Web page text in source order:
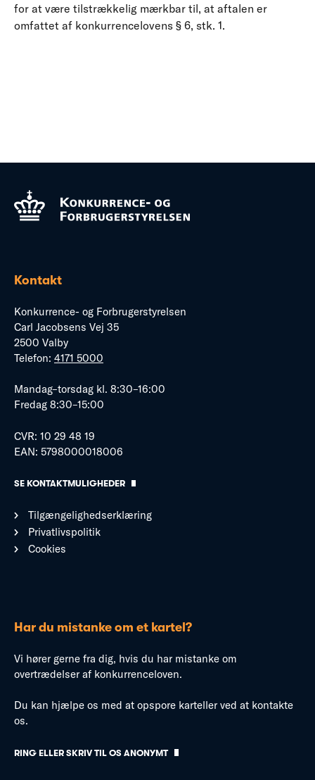
for at være tilstrækkelig mærkbar til, at aftalen er
omfattet af konkurrencelovens § 6, stk. 1.
Kontakt
Konkurrence- og Forbrugerstyrelsen
Carl Jacobsens Vej 35
2500 Valby
Telefon: 4171 5000
Mandag–torsdag kl. 8:30–16:00
Fredag 8:30–15:00
CVR: 10 29 48 19
EAN: 5798000018006
SE KONTAKTMULIGHEDER
Tilgængelighedserklæring
Privatlivspolitik
Cookies
Har du mistanke om et kartel?
Vi hører gerne fra dig, hvis du har mistanke om
overtrædelser af konkurrenceloven.
Du kan hjælpe os med at opspore karteller ved at kontakte
os.
RING ELLER SKRIV TIL OS ANONYMT